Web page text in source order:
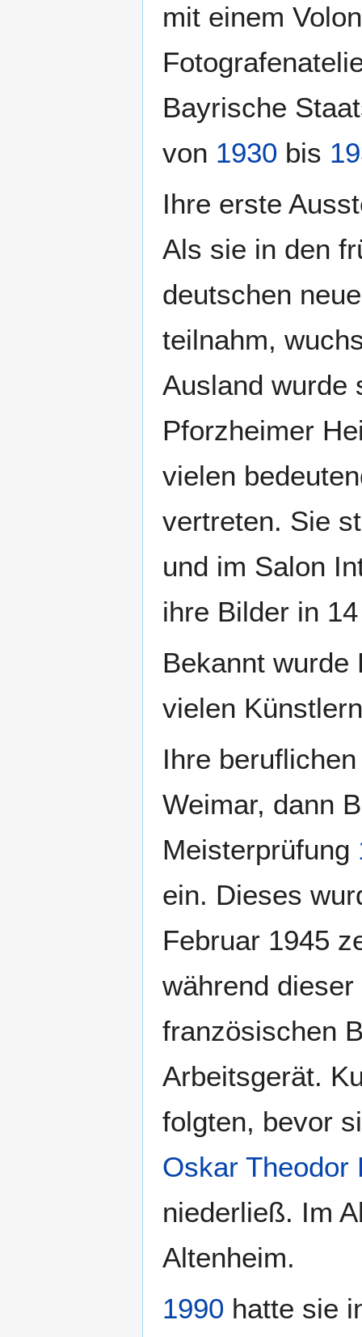
mit einem
Bayrische
von 1930 bis
Ihre erste
Als sie in den
deutschen
teilnahm,
Ausland wurde
Pforzheimer
vielen
vertreten. Sie
und im Salon
ihre Bilder in
Bekannt wurde
vielen
Ihre
Weimar, dann
Meisterprüfung
ein. Dieses
Februar 1945
während
französischen
Arbeitsgerät.
folgten, bevor
Oskar Theodor
niederließ. Im
Altenheim.
1990 hatte sie